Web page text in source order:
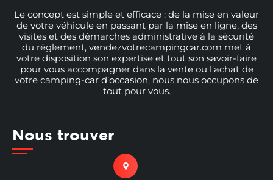
Le concept est simple et efficace : de la mise en valeur
de votre véhicule en passant par la mise en ligne, des
visites et des démarches administrative à la sécurité
du règlement, vendezvotrecampingcar.com met à
votre disposition son expertise et tout son savoir-faire
pour vous accompagner dans la vente ou l’achat de
votre camping-car d’occasion, nous nous occupons de
tout pour vous.
Nous trouver